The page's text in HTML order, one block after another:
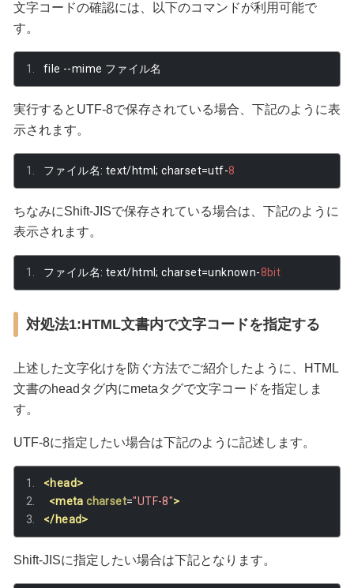
文字コードの確認には、以下のコマンドが利用可能で
す。
file --mime ファイル名
実行するとUTF-8で保存されている場合、下記のように表
示されます。
ファイル名: text/html; charset=utf-8
ちなみにShift-JISで保存されている場合は、下記のように
表示されます。
ファイル名: text/html; charset=unknown-8bit
対処法1:HTML文書内で文字コードを指定する
上述した文字化けを防ぐ方法でご紹介したように、HTML
文書のheadタグ内にmetaタグで文字コードを指定しま
す。
UTF-8に指定したい場合は下記のように記述します。
<head>
<meta charset="UTF-8">
</head>
Shift-JISに指定したい場合は下記となります。